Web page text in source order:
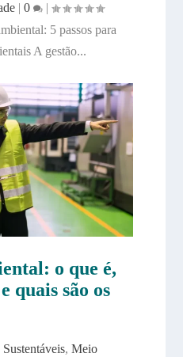
| 0
|
5 passos para
A gestão...
o que é,
quais são os
, Meio